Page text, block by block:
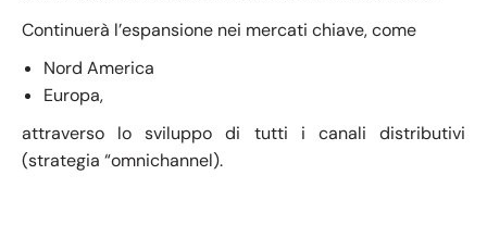
Continuerà l’espansione nei mercati chiave, come
Nord America
Europa,
attraverso lo sviluppo di tutti i canali distributivi
(strategia “omnichannel).